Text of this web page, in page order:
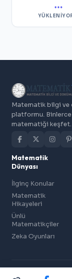
...
Matematik bilgi ve
platformu.
matematiği keşfet.
Matematik
Dünyası
İlginç Konular
Matematik
Hikayeleri
Ünlü
Matematikçiler
Zeka Oyunları
© 2026 Matematik